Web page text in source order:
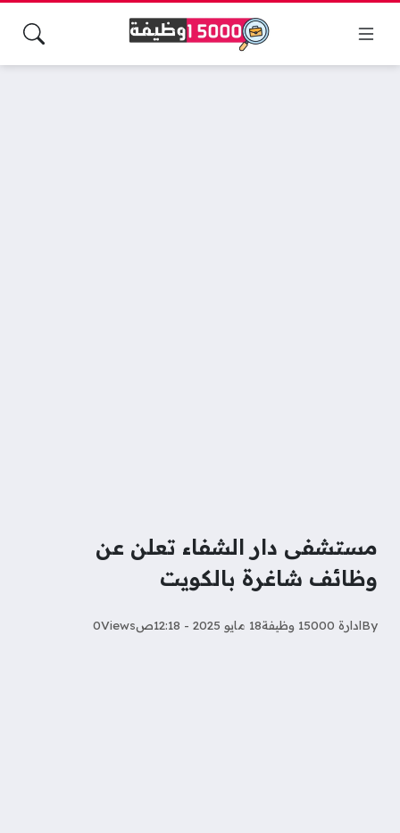
مستشفى دار الشفاء تعلن عن
وظائف شاغرة بالكويت
Byادارة 15000 وظيفة 18 مايو 2025 - 12:18ص Views
0